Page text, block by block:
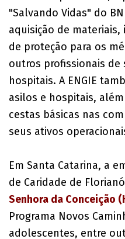
"Salvando Vidas" do
aquisição de
de proteção para os
outros profissionais de
hospitais. A ENGIE
asilos e hospitais,
cestas básicas nas
seus ativos
Em Santa Catarina, a
de Caridade de
Senhora da Conceição
Programa Novos
adolescentes, entre